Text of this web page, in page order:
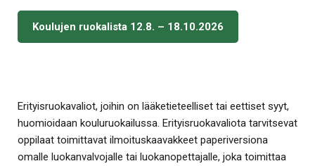
Koulujen ruokalista 12.8. – 18.10.2026
Erityisruokavaliot, joihin on lääketieteelliset tai eettiset syyt,
huomioidaan kouluruokailussa. Erityisruokavaliota tarvitsevat
oppilaat toimittavat ilmoituskaavakkeet paperiversiona
omalle luokanvalvojalle tai luokanopettajalle, joka toimittaa